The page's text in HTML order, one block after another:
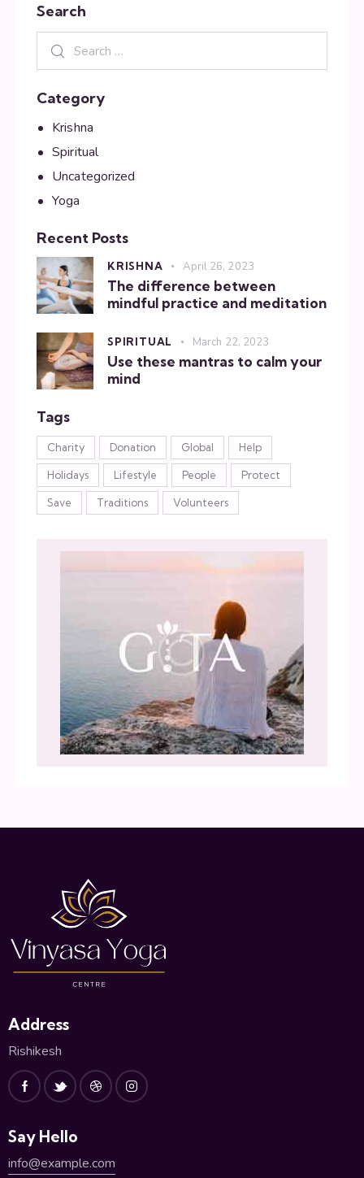
Search
Category
Krishna
Spiritual
Uncategorized
Yoga
Recent Posts
KRISHNA April 26, 2023
The difference between
mindful practice and meditation
SPIRITUAL March 22, 2023
Use these mantras to calm your
mind
Tags
Charity Donation Global Help
Holidays Lifestyle People Protect
Save Traditions Volunteers
Address
Rishikesh
Say Hello
info@example.com